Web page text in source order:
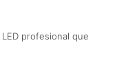
profesional que